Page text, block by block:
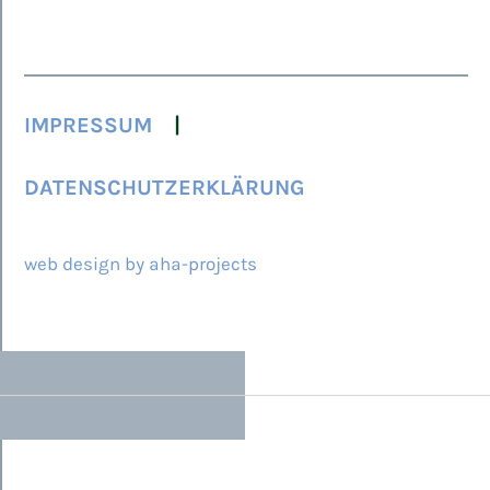
IMPRESSUM
DATENSCHUTZERKLÄRUNG
web design by aha-projects